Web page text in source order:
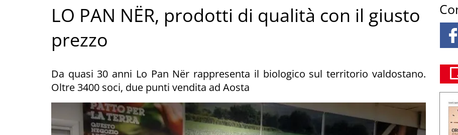
LO PAN NËR, prodotti di qualità con il giusto
prezzo
Da quasi 30 anni Lo Pan Nër rappresenta il biologico sul territorio valdostano.
Oltre 3400 soci, due punti vendita ad Aosta